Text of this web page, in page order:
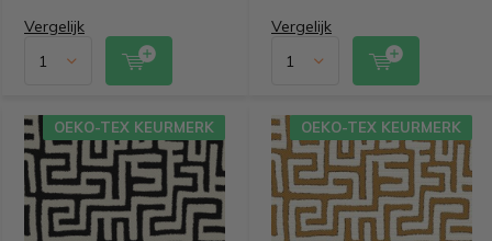
Vergelijk Vergelijk
OEKO-TEX KEURMERK OEKO-TEX KEURMERK